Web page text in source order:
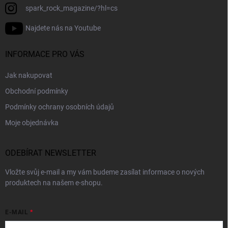
spark_rock_magazine/?hl=cs
Najdete nás na Youtube
INFORMACE PRO VÁS
Jak nakupovat
Obchodní podmínky
Podmínky ochrany osobních údajů
Moje objednávka
ODEBÍRAT NEWSLETTER
Vložte svůj e-mail a my vám budeme zasílat informace o nových
produktech na našem e-shopu.
E-MAIL